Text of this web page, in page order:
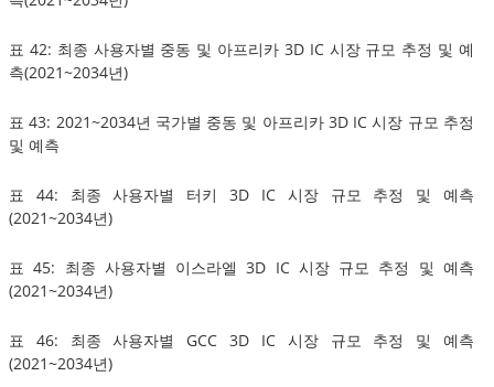
표 42: 최종 사용자별 중동 및 아프리카 3D IC 시장 규모 추정 및 예
측(2021~2034년)
표 43: 2021~2034년 국가별 중동 및 아프리카 3D IC 시장 규모 추정
및 예측
표 44: 최종 사용자별 터키 3D IC 시장 규모 추정 및 예측
(2021~2034년)
표 45: 최종 사용자별 이스라엘 3D IC 시장 규모 추정 및 예측
(2021~2034년)
표 46: 최종 사용자별 GCC 3D IC 시장 규모 추정 및 예측
(2021~2034년)